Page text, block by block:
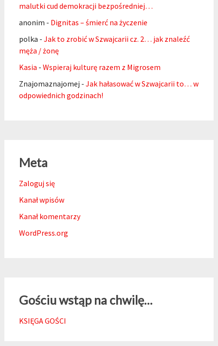
malutki cud demokracji bezpośredniej…
anonim - Dignitas – śmierć na życzenie
polka - Jak to zrobić w Szwajcarii cz. 2… jak znaleźć
męża / żonę
Kasia - Wspieraj kulturę razem z Migrosem
Znajomaznajomej - Jak hałasować w Szwajcarii to… w
odpowiednich godzinach!
Meta
Zaloguj się
Kanał wpisów
Kanał komentarzy
WordPress.org
Gościu wstąp na chwilę…
KSIĘGA GOŚCI